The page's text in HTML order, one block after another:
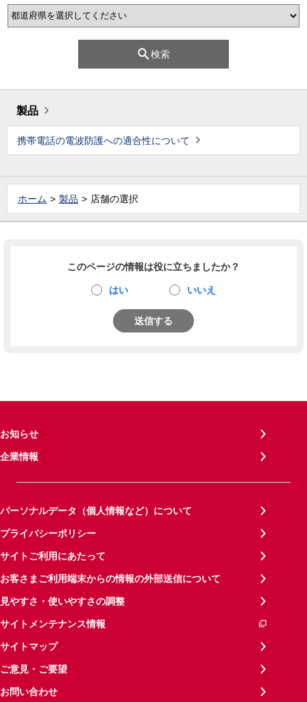
検索
製品
携帯電話の電波防護への適合性について
ホーム 製品 店舗の選択
このページの情報は役に立ちましたか？
はい いいえ
送信する
お知らせ
企業情報
パーソナルデータ（個人情報など）について
プライバシーポリシー
サイトご利用にあたって
お客さまご利用端末からの情報の外部送信について
見やすさ・使いやすさの調整
サイトメンテナンス情報
サイトマップ
ご意見・ご要望
お問い合わせ